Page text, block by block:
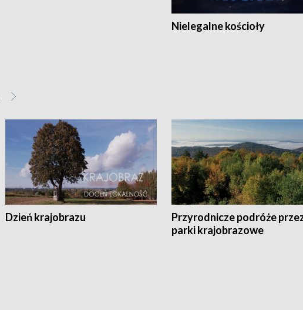
Nielegalne kościoły
Dzień krajobrazu
Przyrodnicze podróże
parki krajobrazowe